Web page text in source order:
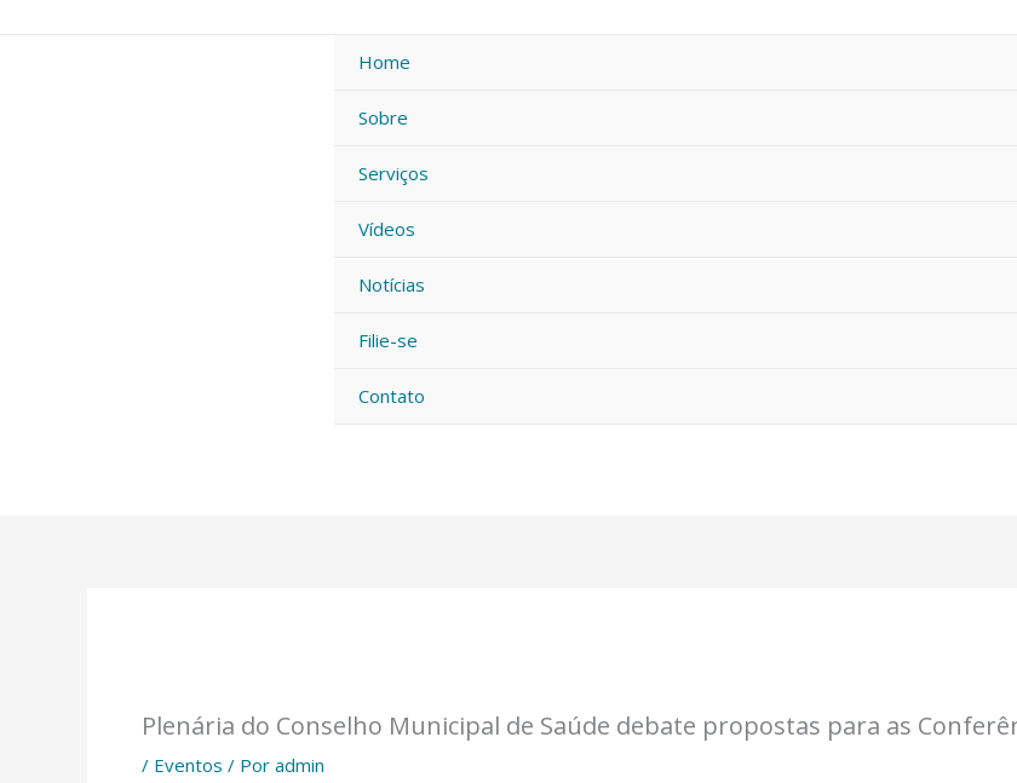
Home
Sobre
Serviços
Vídeos
Notícias
Filie-se
Contato
Plenária do Conselho Municipal de Saúde debate propostas para as
/ Eventos / Por admin